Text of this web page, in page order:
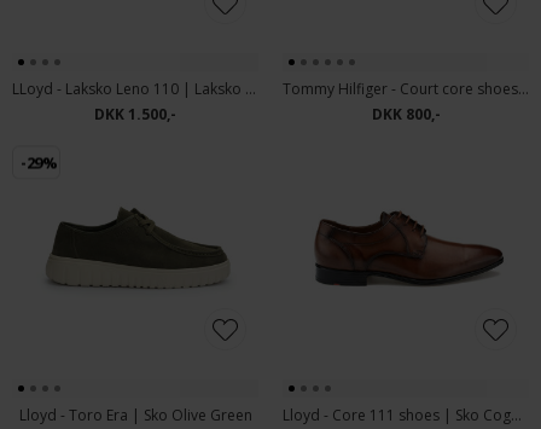
LLoyd - Laksko Leno 110 | Laksko Sort
DKK 1.500,-
Tommy Hilfiger - Court core shoes | Sneakers White
DKK 800,-
-29%
Lloyd - Toro Era | Sko Olive Green
Lloyd - Core 111 shoes | Sko Cognac